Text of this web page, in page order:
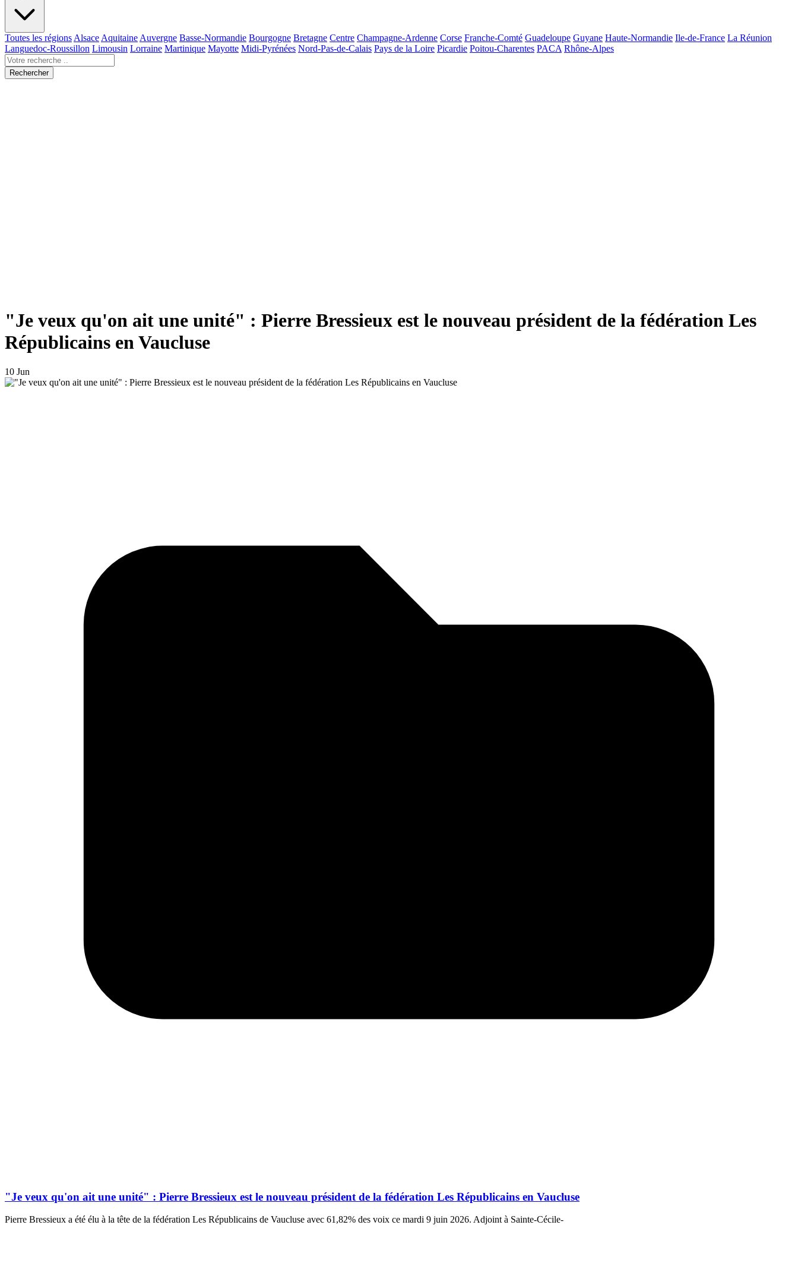
Toutes les régions Alsace Aquitaine Auvergne Basse-Normandie Bourgogne Bretagne Centre Champagne-Ardenne Corse Franche-Comté Guadeloupe Guyane Haute-Normandie Ile-de-France La Réunion
Languedoc-Roussillon Limousin Lorraine Martinique Mayotte Midi-Pyrénées Nord-Pas-de-Calais Pays de la Loire Picardie Poitou-Charentes PACA Rhône-Alpes
Rechercher
"Je veux qu'on ait une unité" : Pierre Bressieux est le nouveau président de la fédération Les
Républicains en Vaucluse
10 Jun
"Je veux qu'on ait une unité" : Pierre Bressieux est le nouveau président de la fédération Les Républicains en Vaucluse
Pierre Bressieux a été élu à la tête de la fédération Les Républicains de Vaucluse avec 61,82% des voix ce mardi 9 juin 2026. Adjoint à Sainte-Cécile-